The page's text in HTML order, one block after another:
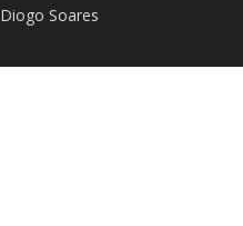
Diogo Soares